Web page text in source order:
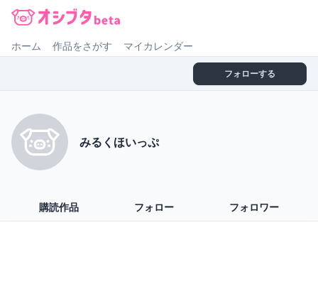
ホーム 作品をさがす マイカレンダー
フォローする
みるくほいっぷ
購読作品 フォロー フォロワー